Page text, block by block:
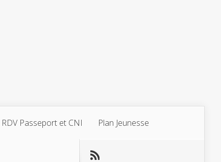
RDV Passeport et CNI Plan Jeunesse